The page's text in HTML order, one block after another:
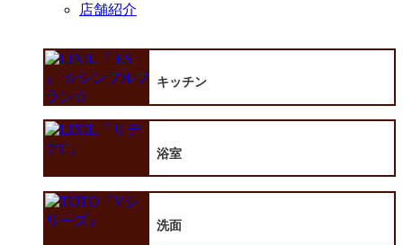
店舗紹介
キッチン
浴室
洗面